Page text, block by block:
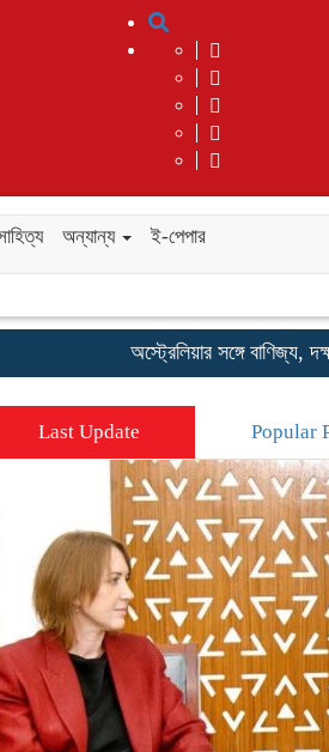
অন্যান্য ই-পেপার
অস্ট্রেলিয়ার সঙ্গে বাণিজ্য, দক্ষতা ও গবেষণা
Last Update Popular